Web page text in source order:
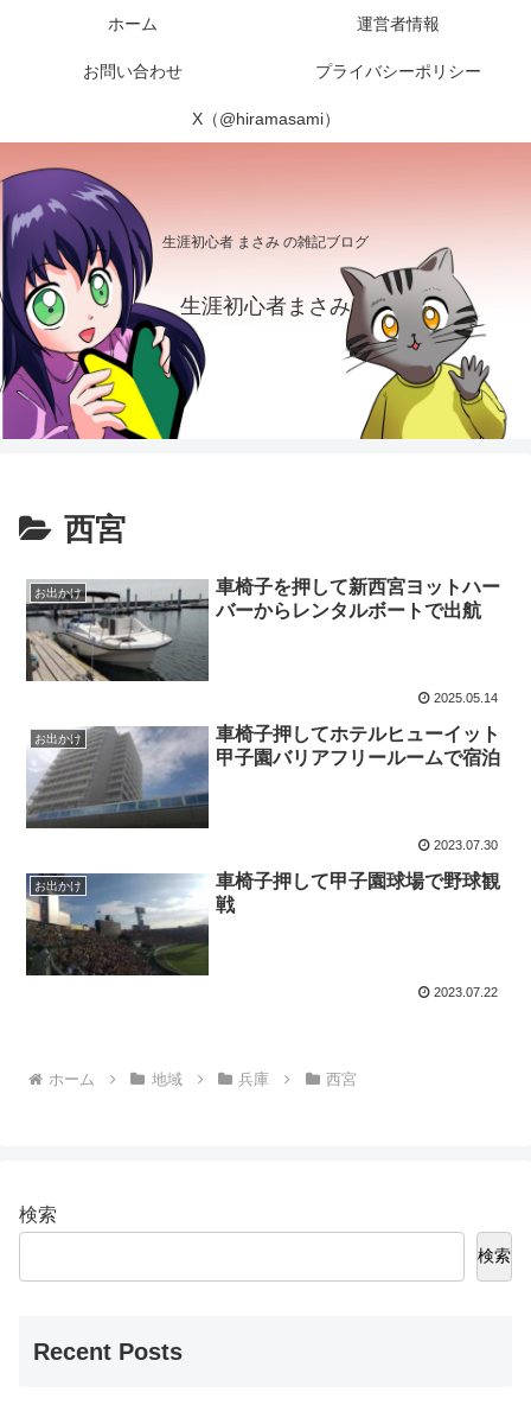
生涯初心者 まさみ の雑記ブログ
生涯初心者まさみ
ホーム 運営者情報
お問い合わせ プライバシーポリシー
X（@hiramasami）
西宮
お出かけ
車椅子を押して新西宮ヨットハー
バーからレンタルボートで出航
2025.05.14
お出かけ
車椅子押してホテルヒューイット
甲子園バリアフリールームで宿泊
2023.07.30
お出かけ
車椅子押して甲子園球場で野球観
戦
2023.07.22
ホーム 地域 兵庫 西宮
検索
検索
Recent Posts